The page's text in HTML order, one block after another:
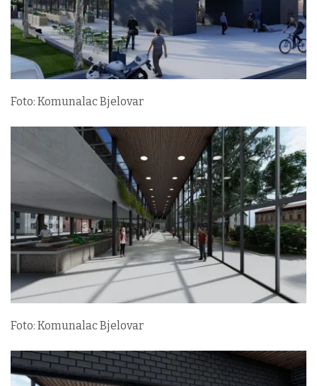
Foto: Komunalac Bjelovar
Foto: Komunalac Bjelovar